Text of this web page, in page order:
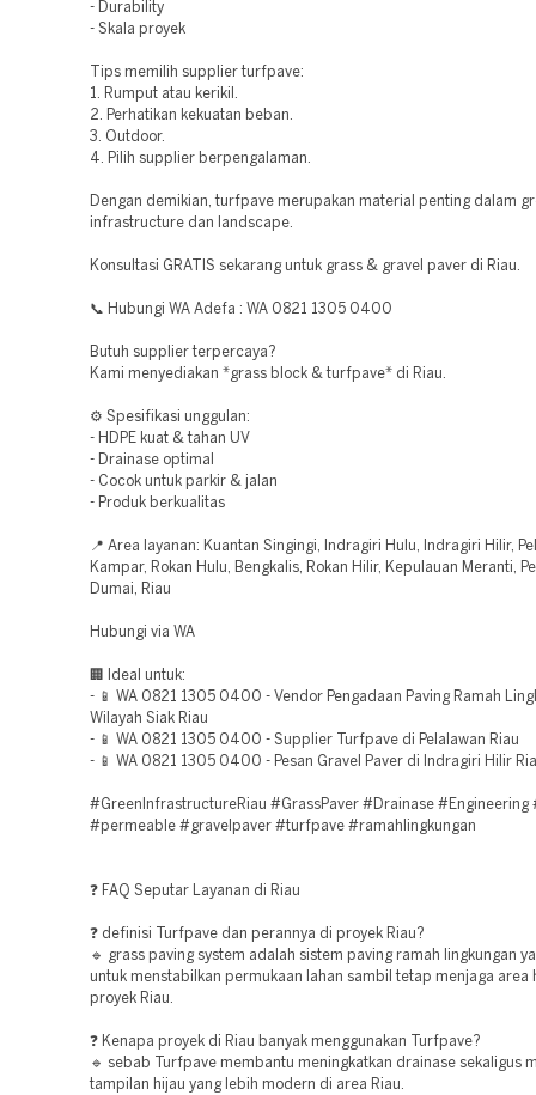
- Durability
- Skala proyek
Tips memilih supplier turfpave:
1. Rumput atau kerikil.
2. Perhatikan kekuatan beban.
3. Outdoor.
4. Pilih supplier berpengalaman.
Dengan demikian, turfpave merupakan material penting dalam
infrastructure dan landscape.
Konsultasi GRATIS sekarang untuk grass & gravel paver di Riau.
📞 Hubungi WA Adefa : WA 0821 1305 0400
Butuh supplier terpercaya?
Kami menyediakan *grass block & turfpave* di Riau.
⚙️ Spesifikasi unggulan:
- HDPE kuat & tahan UV
- Drainase optimal
- Cocok untuk parkir & jalan
- Produk berkualitas
📍 Area layanan: Kuantan Singingi, Indragiri Hulu, Indragiri Hilir,
Kampar, Rokan Hulu, Bengkalis, Rokan Hilir, Kepulauan Meranti,
Dumai, Riau
Hubungi via WA
🏢 Ideal untuk:
- 📱 WA 0821 1305 0400 - Vendor Pengadaan Paving Ramah
Wilayah Siak Riau
- 📱 WA 0821 1305 0400 - Supplier Turfpave di Pelalawan Riau
- 📱 WA 0821 1305 0400 - Pesan Gravel Paver di Indragiri Hilir
#GreenInfrastructureRiau #GrassPaver #Drainase
#permeable #gravelpaver #turfpave #ramahlingkungan
❓ FAQ Seputar Layanan di Riau
❓ definisi Turfpave dan perannya di proyek Riau?
🔹 grass paving system adalah sistem paving ramah lingkungan
untuk menstabilkan permukaan lahan sambil tetap menjaga area
proyek Riau.
❓ Kenapa proyek di Riau banyak menggunakan Turfpave?
🔹 sebab Turfpave membantu meningkatkan drainase sekaligus
tampilan hijau yang lebih modern di area Riau.